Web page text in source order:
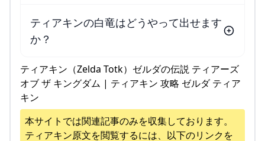
ティアキンの白竜はどうやって出せます
か？
ティアキン（Zelda Totk）ゼルダの伝説 ティアーズ
オブ ザ キングダム | ティアキン 攻略 ゼルダ ティア
キン
本サイトでは関連記事のみを収集しております。
ティアキン原文を閲覧するには、以下のリンクを